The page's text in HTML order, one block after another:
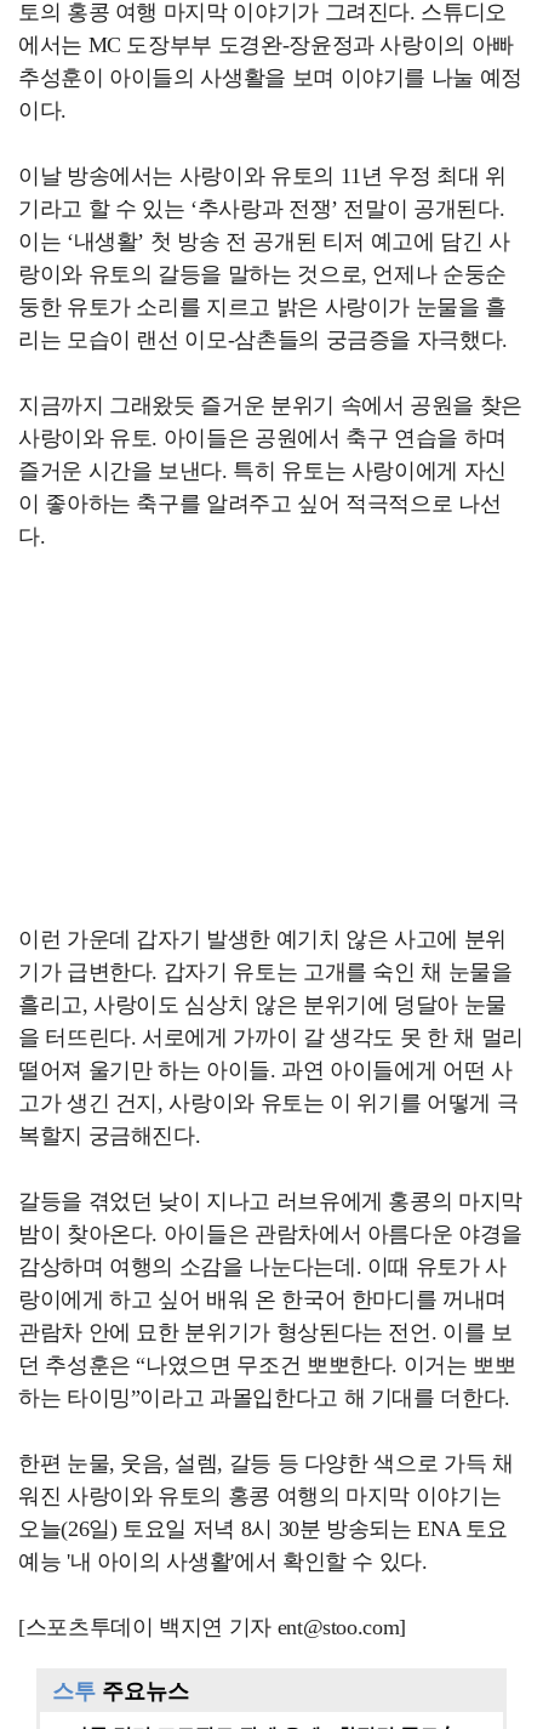
토의 홍콩 여행 마지막 이야기가 그려진다. 스튜디오
에서는 MC 도장부부 도경완-장윤정과 사랑이의 아빠
추성훈이 아이들의 사생활을 보며 이야기를 나눌 예정
이다.
이날 방송에서는 사랑이와 유토의 11년 우정 최대 위
기라고 할 수 있는 ‘추사랑과 전쟁’ 전말이 공개된다.
이는 ‘내생활’ 첫 방송 전 공개된 티저 예고에 담긴 사
랑이와 유토의 갈등을 말하는 것으로, 언제나 순둥순
둥한 유토가 소리를 지르고 밝은 사랑이가 눈물을 흘
리는 모습이 랜선 이모-삼촌들의 궁금증을 자극했다.
지금까지 그래왔듯 즐거운 분위기 속에서 공원을 찾은
사랑이와 유토. 아이들은 공원에서 축구 연습을 하며
즐거운 시간을 보낸다. 특히 유토는 사랑이에게 자신
이 좋아하는 축구를 알려주고 싶어 적극적으로 나선
다.
이런 가운데 갑자기 발생한 예기치 않은 사고에 분위
기가 급변한다. 갑자기 유토는 고개를 숙인 채 눈물을
흘리고, 사랑이도 심상치 않은 분위기에 덩달아 눈물
을 터뜨린다. 서로에게 가까이 갈 생각도 못 한 채 멀리
떨어져 울기만 하는 아이들. 과연 아이들에게 어떤 사
고가 생긴 건지, 사랑이와 유토는 이 위기를 어떻게 극
복할지 궁금해진다.
갈등을 겪었던 낮이 지나고 러브유에게 홍콩의 마지막
밤이 찾아온다. 아이들은 관람차에서 아름다운 야경을
감상하며 여행의 소감을 나눈다는데. 이때 유토가 사
랑이에게 하고 싶어 배워 온 한국어 한마디를 꺼내며
관람차 안에 묘한 분위기가 형상된다는 전언. 이를 보
던 추성훈은 “나였으면 무조건 뽀뽀한다. 이거는 뽀뽀
하는 타이밍”이라고 과몰입한다고 해 기대를 더한다.
한편 눈물, 웃음, 설렘, 갈등 등 다양한 색으로 가득 채
워진 사랑이와 유토의 홍콩 여행의 마지막 이야기는
오늘(26일) 토요일 저녁 8시 30분 방송되는 ENA 토요
예능 '내 아이의 사생활'에서 확인할 수 있다.
[스포츠투데이 백지연 기자 ent@stoo.com]
스투 주요뉴스